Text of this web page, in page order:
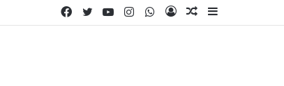
Sidebar
Random
Log
WhatsApp
Instagram
YouTube
Twitter
Facebook